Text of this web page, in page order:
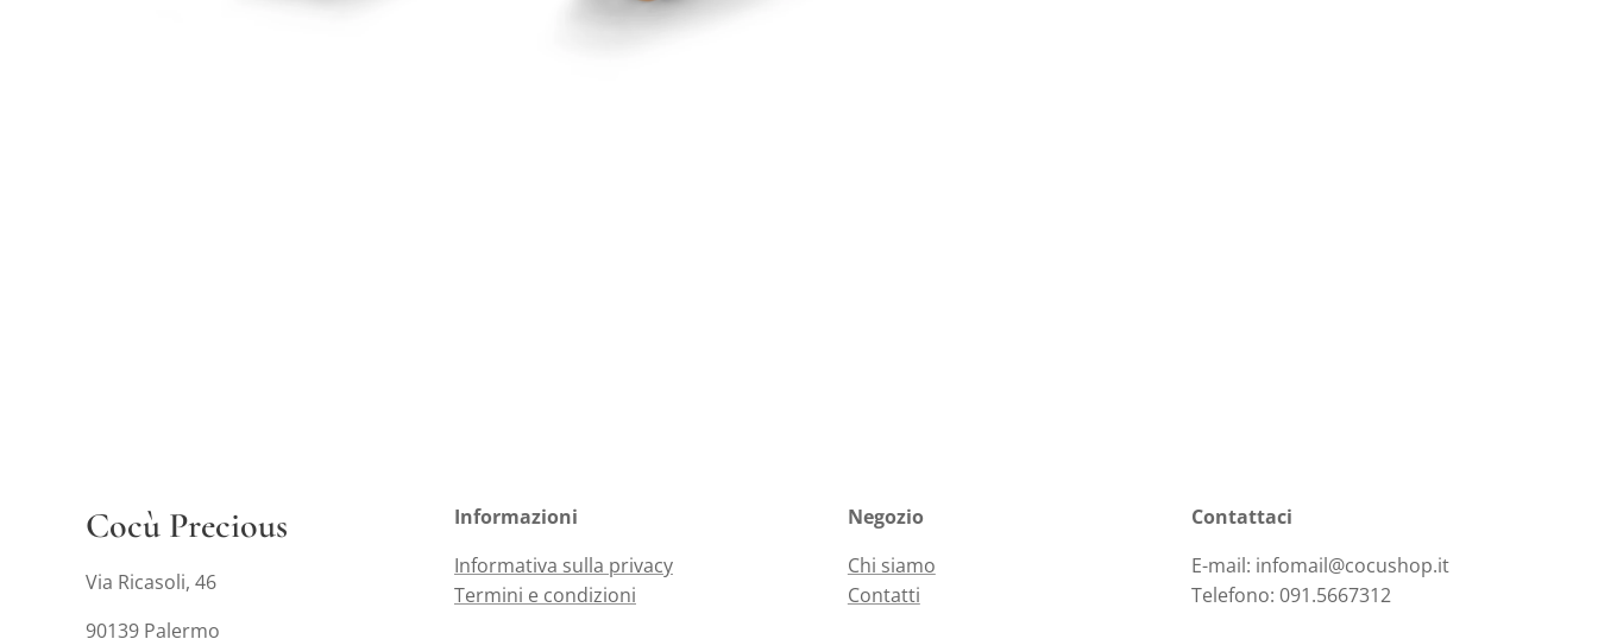
Cocù Precious
Via Ricasoli, 46
90139 Palermo
Informazioni
Informativa sulla privacy
Termini e condizioni
Negozio
Chi siamo
Contatti
Contattaci
E-mail: infomail@cocushop.it
Telefono: 091.5667312